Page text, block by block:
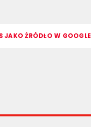
JAKO ŹRÓDŁO W GOOGLE